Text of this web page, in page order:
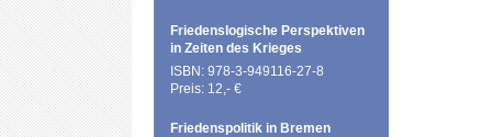
Friedenslogische Perspektiven
in Zeiten des Krieges
ISBN: 978-3-949116-27-8
Preis: 12,- €
Friedenspolitik in Bremen